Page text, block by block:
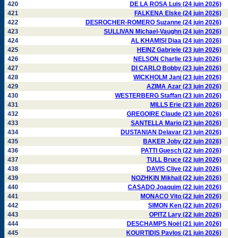
420
DE LA ROSA Luis (24 juin 2026)
421
FALKENA Elske (24 juin 2026)
422
DESROCHER-ROMERO Suzanne (24 juin 2026)
423
SULLIVAN Michael-Vaughn (24 juin 2026)
424
AL KHAMISI Diaa (24 juin 2026)
425
HEINZ Gabriele (23 juin 2026)
426
NELSON Charlie (23 juin 2026)
427
DI CARLO Bobby (23 juin 2026)
428
WICKHOLM Jani (23 juin 2026)
429
AZIMA Azar (23 juin 2026)
430
WESTERBERG Staffan (23 juin 2026)
431
MILLS Erie (23 juin 2026)
432
GREGOIRE Claude (23 juin 2026)
433
SANTELLA Mario (23 juin 2026)
434
DUSTANIAN Delavar (23 juin 2026)
435
BAKER Joby (22 juin 2026)
436
PATTI Guesch (22 juin 2026)
437
TULL Bruce (22 juin 2026)
438
DAVIS Clive (22 juin 2026)
439
NOZHKIN Mikhail (22 juin 2026)
440
CASADO Joaquim (22 juin 2026)
441
MONACO Vito (22 juin 2026)
442
SIMON Ken (22 juin 2026)
443
OPITZ Lary (22 juin 2026)
444
DESCHAMPS Noël (21 juin 2026)
445
KOURTIDIS Pavlos (21 juin 2026)